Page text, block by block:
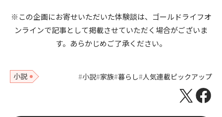
※この企画にお寄せいただいた体験談は、ゴールドライフオ
ンラインで記事として掲載させていただく場合がございま
す。あらかじめご了承ください。
小説 小説 家族 暮らし 人気連載ピックアップ